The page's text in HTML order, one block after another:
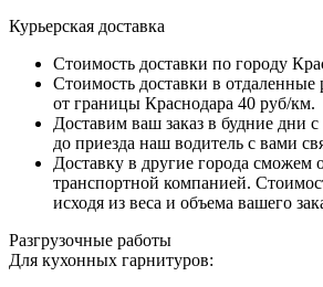
Курьерская доставка
Стоимость доставки по городу
Стоимость доставки в
от границы Краснодара 40 руб/км.
Доставим ваш заказ в будние дни
до приезда наш водитель с вами
Доставку в другие города сможем
транспортной компанией.
исходя из веса и объема вашего
Разгрузочные работы
Для кухонных гарнитуров: